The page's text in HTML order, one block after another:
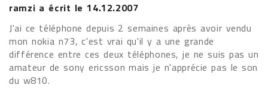
ramzi a écrit le14.12.2007
J'ai ce téléphone depuis 2 semaines après avoir vendu
mon nokia n73, c'est vrai qu'il y a une grande
différence entre ces deux téléphones, je ne suis pas un
amateur de sony ericsson mais je n'apprécie pas le son
du w810.